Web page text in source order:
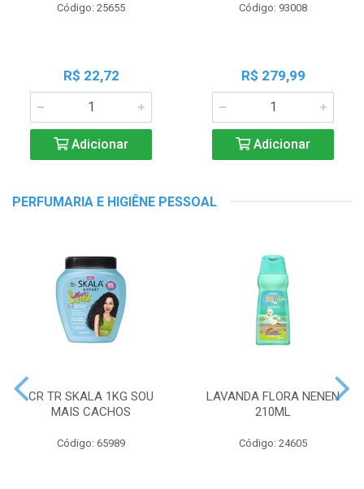
Código: 25655
R$ 22,72
Adicionar
Código: 93008
R$ 279,99
Adicionar
PERFUMARIA E HIGIÊNE PESSOAL
CR TR SKALA 1KG SOU
MAIS CACHOS
Código: 65989
LAVANDA FLORA NENEN
210ML
Código: 24605